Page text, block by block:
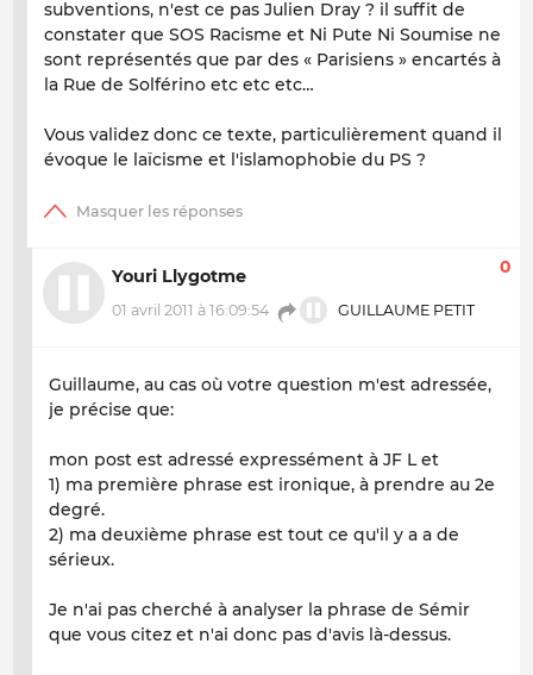
subventions, n'est ce pas Julien Dray ? il suffit de
constater que SOS Racisme et Ni Pute Ni Soumise ne
sont représentés que par des « Parisiens » encartés à
la Rue de Solférino etc etc etc…
Vous validez donc ce texte, particulièrement quand il
évoque le laïcisme et l'islamophobie du PS ?
Youri Llygotme
01 avril 2011 à 16:09:54 GUILLAUME PETIT
0
Guillaume, au cas où votre question m'est adressée,
je précise que:
mon post est adressé expressément à JF L et
1) ma première phrase est ironique, à prendre au 2e
degré.
2) ma deuxième phrase est tout ce qu'il y a a de
sérieux.
Je n'ai pas cherché à analyser la phrase de Sémir
que vous citez et n'ai donc pas d'avis là-dessus.